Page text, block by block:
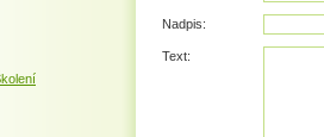
Nadpis:
Text: